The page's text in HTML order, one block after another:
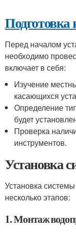
Подготовка
Перед началом
необходимо
включает в себя:
Изучение
касающихся
Определение
будет
Проверка
инструментов.
Установка
Установка
несколько этапов:
1. Монтаж